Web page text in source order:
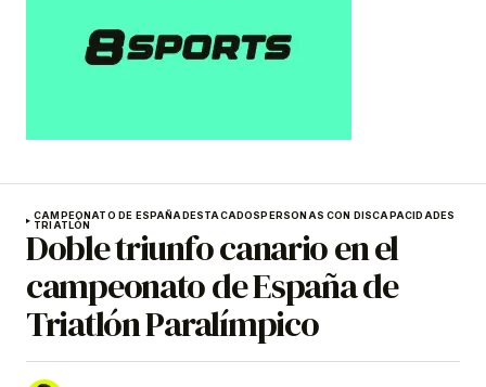
CAMPEONATO DE ESPAÑADESTACADOSPERSONAS CON DISCAPACIDADES
TRIATLÓN
Doble triunfo canario en el
campeonato de España de
Triatlón Paralímpico